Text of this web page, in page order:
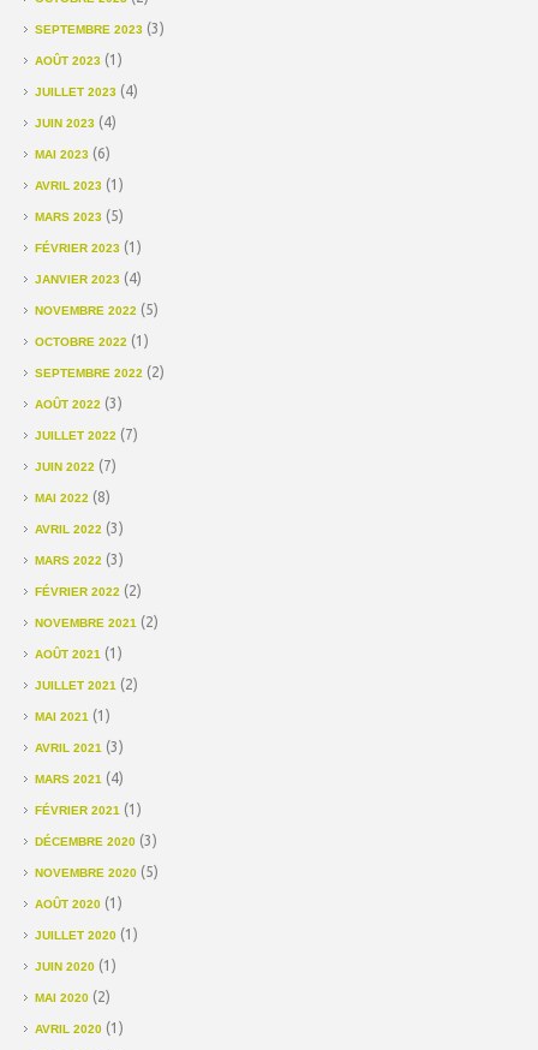
SEPTEMBRE 2023 (3)
AOÛT 2023 (1)
JUILLET 2023 (4)
JUIN 2023 (4)
MAI 2023 (6)
AVRIL 2023 (1)
MARS 2023 (5)
FÉVRIER 2023 (1)
JANVIER 2023 (4)
NOVEMBRE 2022 (5)
OCTOBRE 2022 (1)
SEPTEMBRE 2022 (2)
AOÛT 2022 (3)
JUILLET 2022 (7)
JUIN 2022 (7)
MAI 2022 (8)
AVRIL 2022 (3)
MARS 2022 (3)
FÉVRIER 2022 (2)
NOVEMBRE 2021 (2)
AOÛT 2021 (1)
JUILLET 2021 (2)
MAI 2021 (1)
AVRIL 2021 (3)
MARS 2021 (4)
FÉVRIER 2021 (1)
DÉCEMBRE 2020 (3)
NOVEMBRE 2020 (5)
AOÛT 2020 (1)
JUILLET 2020 (1)
JUIN 2020 (1)
MAI 2020 (2)
AVRIL 2020 (1)